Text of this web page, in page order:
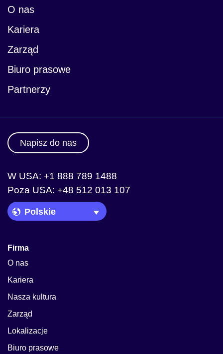
O nas
Kariera
Zarząd
Biuro prasowe
Partnerzy
Napisz do nas
W USA: +1 888 789 1488
Poza USA: +48 512 013 107
Language Picker
Firma
O nas
Kariera
Nasza kultura
Zarząd
Lokalizacje
Biuro prasowe